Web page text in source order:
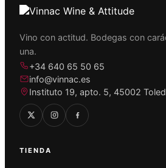
Vino con actitud. Bodegas con
una.
+34 640 65 50 65
info@vinnac.es
Instituto 19, apto. 5, 45002
TIENDA